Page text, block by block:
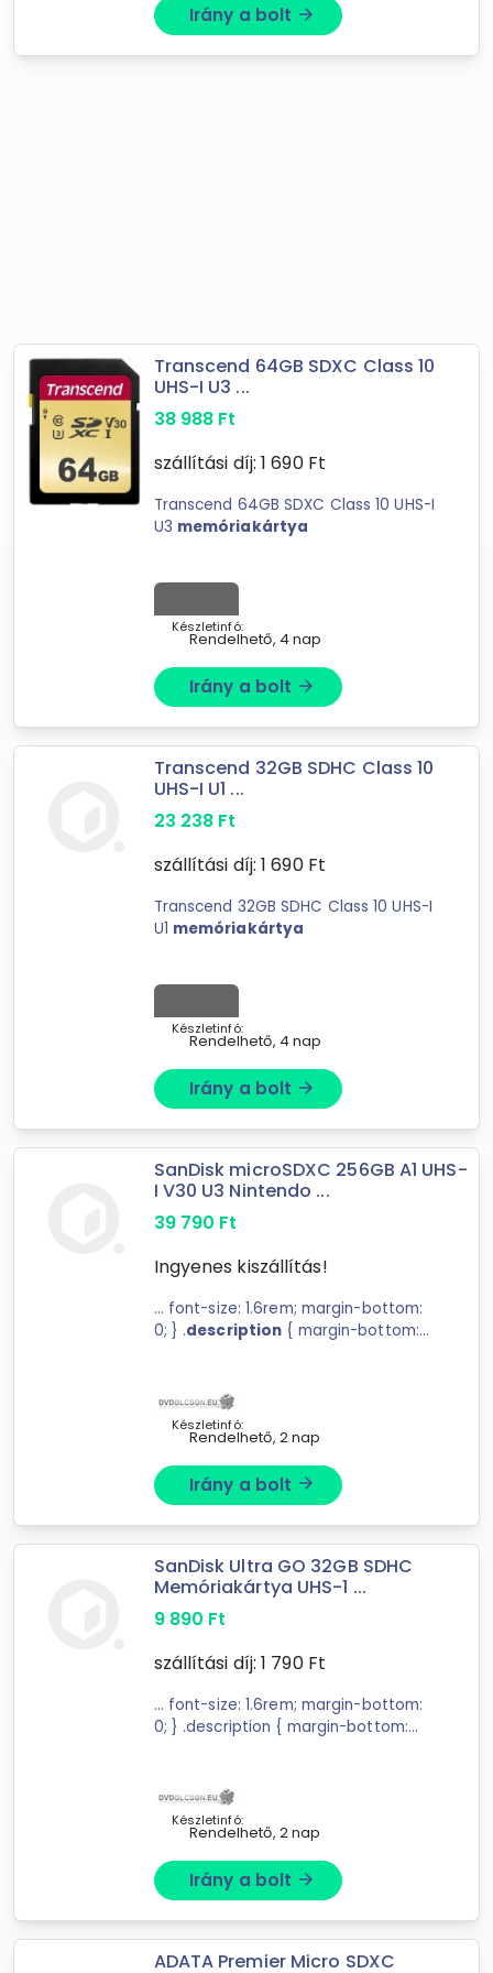
Irány a bolt arrow_forward
Transcend 64GB SDXC Class 10
UHS-I U3 ...
38 988 Ft
szállítási díj: 1 690Ft
Transcend 64GB SDXC Class 10 UHS-I
U3 memóriakártya
Készletinfó:
Rendelhető, 4 nap
Irány a bolt arrow_forward
Transcend 32GB SDHC Class 10
UHS-I U1 ...
23 238 Ft
szállítási díj: 1 690Ft
Transcend 32GB SDHC Class 10 UHS-I
U1 memóriakártya
Készletinfó:
Rendelhető, 4 nap
Irány a bolt arrow_forward
SanDisk microSDXC 256GB A1 UHS-
I V30 U3 Nintendo ...
39 790 Ft
Ingyenes kiszállítás!
... font-size: 1.6rem; margin-bottom:
0; } .description { margin-bottom:
teszi amemóriakártyát
jellemzők UHS-I U3 ...
Készletinfó:
Rendelhető, 2 nap
Irány a bolt arrow_forward
SanDisk Ultra GO 32GB SDHC
Memóriakártya UHS-1 ...
9 890 Ft
szállítási díj: 1 790Ft
... font-size: 1.6rem; margin-bottom:
0; } .description { margin-bottom:
kiemelkedő teljesítményt kínál
digitális ...
Készletinfó:
Rendelhető, 2 nap
Irány a bolt arrow_forward
ADATA Premier Micro SDXC